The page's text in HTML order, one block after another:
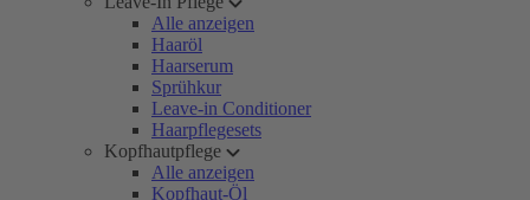
Alle anzeigen
Haaröl
Haarserum
Sprühkur
Leave-in Conditioner
Haarpflegesets
Kopfhautpflege
Alle anzeigen
Kopfhaut-Öl